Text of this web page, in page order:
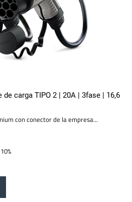
de carga TIPO 2 | 20A | 3fase | 16,6
con conector de la empresa...